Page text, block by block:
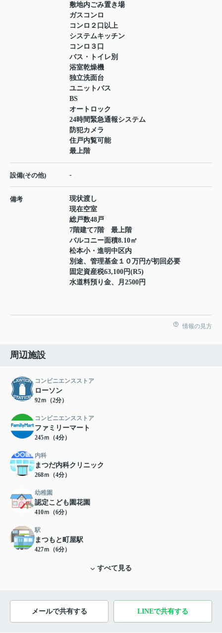
敷地内ごみ置き場
ガスコンロ
コンロ２口以上
システムキッチン
コンロ３口
バス・トイレ別
浴室乾燥機
独立洗面台
ユニットバス
BS
オートロック
24時間緊急通報システム
防犯カメラ
住戸内覧可能
最上階
設備(その他) -
備考
現状渡し
現在空室
総戸数48戸
7階建て7階 最上階
バルコニー面積8.10㎡
松本小・進明中区内
別途、管理基金１０万円が初回必要
固定資産税63,100円(R5)
水道料預り金、月2500円
情報の見方
周辺施設
コンビニエンスストア
ローソン
92ｍ（2分）
コンビニエンスストア
ファミリーマート
245ｍ（4分）
内科
まつだ内科クリニック
268ｍ（4分）
幼稚園
認定こども園花園
410ｍ（6分）
駅
まつもと町屋駅
427ｍ（6分）
すべて見る
メールで共有する LINEで共有する